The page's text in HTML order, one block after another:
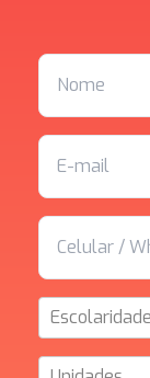
Escolaridade